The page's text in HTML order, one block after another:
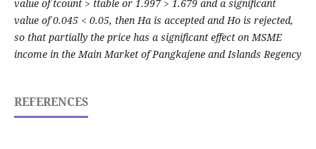
value of tcount > ttable or 1.997 > 1.679 and a significant
value of 0.045 < 0.05, then Ha is accepted and Ho is rejected,
so that partially the price has a significant effect on MSME
income in the Main Market of Pangkajene and Islands Regency
REFERENCES